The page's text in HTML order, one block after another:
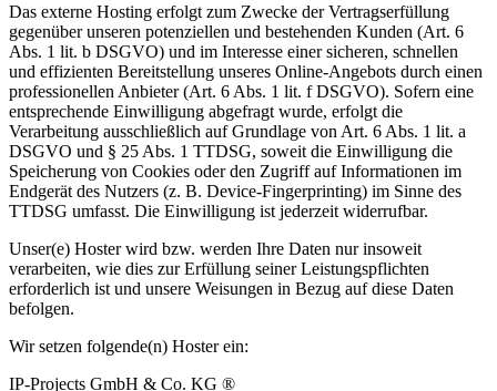
Das externe Hosting erfolgt zum Zwecke der Vertragserfüllung
gegenüber unseren potenziellen und bestehenden Kunden (Art. 6
Abs. 1 lit. b DSGVO) und im Interesse einer sicheren, schnellen
und effizienten Bereitstellung unseres Online-Angebots durch einen
professionellen Anbieter (Art. 6 Abs. 1 lit. f DSGVO). Sofern eine
entsprechende Einwilligung abgefragt wurde, erfolgt die
Verarbeitung ausschließlich auf Grundlage von Art. 6 Abs. 1 lit. a
DSGVO und § 25 Abs. 1 TTDSG, soweit die Einwilligung die
Speicherung von Cookies oder den Zugriff auf Informationen im
Endgerät des Nutzers (z. B. Device-Fingerprinting) im Sinne des
TTDSG umfasst. Die Einwilligung ist jederzeit widerrufbar.
Unser(e) Hoster wird bzw. werden Ihre Daten nur insoweit
verarbeiten, wie dies zur Erfüllung seiner Leistungspflichten
erforderlich ist und unsere Weisungen in Bezug auf diese Daten
befolgen.
Wir setzen folgende(n) Hoster ein:
IP-Projects GmbH & Co. KG ®